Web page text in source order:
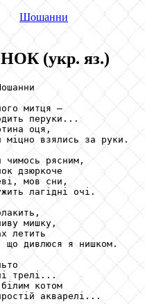
Шошанни
(укр. яз.)
митця —
перуки...
оця,
міцно взялись за руки.
чимось рясним,
дзюркоче
мов сни,
лагідні очі.
мишку,
летить
що дивлюся я нишком.
трелі...
котом